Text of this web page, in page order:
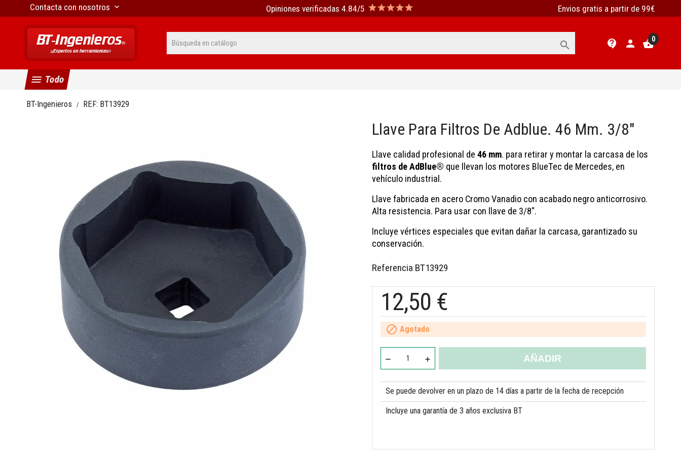
Contacta con nosotros keyboard_arrow_down Opiniones verificadas 4.84/5 Envios gratis a partir de 99€
 contact_support person shopping_basket0
menu Todo
BT-Ingenieros REF: BT13929
Llave Para Filtros De Adblue. 46 Mm. 3/8"
Llave calidad profesional de 46 mm. para retirar y montar la carcasa de los
filtros de AdBlue® que llevan los motores BlueTec de Mercedes, en
vehículo industrial.
Llave fabricada en acero Cromo Vanadio con acabado negro anticorrosivo.
Alta resistencia. Para usar con llave de 3/8".
Incluye vértices especiales que evitan dañar la carcasa, garantizado su
conservación.
Referencia BT13929
12,50 €
 Agotado
AÑADIR
Se puede devolver en un plazo de 14 días a partir de la fecha de recepción
Incluye una garantía de 3 años exclusiva BT